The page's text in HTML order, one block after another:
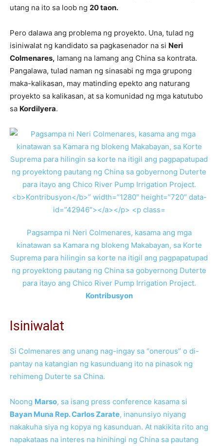
utang na ito sa loob ng 20 taon.
Pero dalawa ang problema ng proyekto. Una, tulad ng
isiniwalat ng kandidato sa pagkasenador na si Neri
Colmenares, lamang na lamang ang China sa kontrata.
Pangalawa, tulad naman ng sinasabi ng mga grupong
maka-kalikasan, may matinding epekto ang naturang
proyekto sa kalikasan, at sa komunidad ng mga katutubo
sa Kordilyera.
Pagsampa ni Neri Colmenares, kasama ang mga
kinatawan sa Kamara ng blokeng Makabayan, sa Korte
Suprema para hilingin sa korte na itigil ang pagpapatupad
ng proyektong pautang ng China sa gobyernong Duterte
para itayo ang Chico River Pump Irrigation Project.
Kontribusyon
Isiniwalat
Si Colmenares ang unang nag-ingay sa “onerous” o di-
pantay na katangian ng kasunduang ito na pinasok ng
rehimeng Duterte sa China.
Noong Marso, sa isang press conference kasama si
Bayan Muna Rep. Carlos Zarate, inanunsiyo niyang
nakakuha siya ng kopya ng kasunduan. At nakikita rito ang
napakataas na interes na hinihingi ng China sa pautang